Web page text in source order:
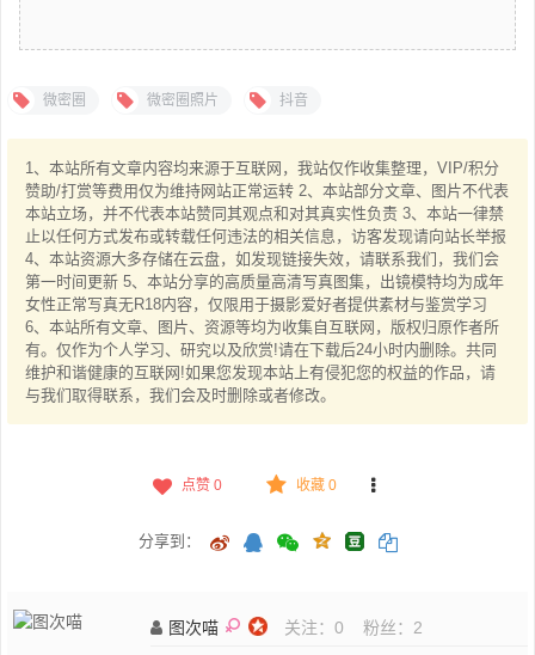
微密圈 微密圈照片 抖音
1、本站所有文章内容均来源于互联网，我站仅作收集整理，VIP/积分
赞助/打赏等费用仅为维持网站正常运转 2、本站部分文章、图片不代表
本站立场，并不代表本站赞同其观点和对其真实性负责 3、本站一律禁
止以任何方式发布或转载任何违法的相关信息，访客发现请向站长举报
4、本站资源大多存储在云盘，如发现链接失效，请联系我们，我们会
第一时间更新 5、本站分享的高质量高清写真图集，出镜模特均为成年
女性正常写真无R18内容，仅限用于摄影爱好者提供素材与鉴赏学习
6、本站所有文章、图片、资源等均为收集自互联网，版权归原作者所
有。仅作为个人学习、研究以及欣赏!请在下载后24小时内删除。共同
维护和谐健康的互联网!如果您发现本站上有侵犯您的权益的作品，请
与我们取得联系，我们会及时删除或者修改。
点赞 0 收藏 0
分享到：
图次喵 关注： 0 粉丝： 2